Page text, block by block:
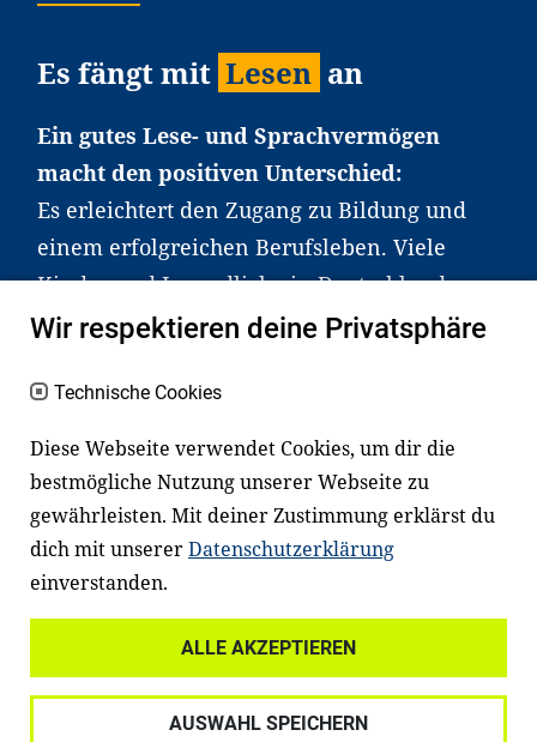
Es fängt mit Lesen an
Ein gutes Lese- und Sprachvermögen
macht den positiven Unterschied:
Es erleichtert den Zugang zu Bildung und
einem erfolgreichen Berufsleben. Viele
Kinder und Jugendliche in Deutschland
haben aber große Schwierigkeiten dabei.
an Familien sowie an Erzieher*innen,
Lehrer*innen und andere
Fachexpert*innen. Dafür arbeiten wir eng
mit Ministerien, wissenschaftlichen
Einrichtungen, Verbänden, Unternehmen
und anderen Stiftungen zusammen.
Datenschutz
Wir respektieren deine Privatsphäre
Technische Cookies
Diese Webseite verwendet Cookies, um dir die
bestmögliche Nutzung unserer Webseite zu
gewährleisten. Mit deiner Zustimmung erklärst du
dich mit unsererDatenschutzerklärung
einverstanden.
ALLE AKZEPTIEREN
AUSWAHL SPEICHERN